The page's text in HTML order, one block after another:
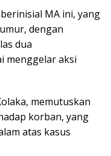
MA ini, yang
dengan
dua
menggelar aksi
memutuskan
korban, yang
atas kasus